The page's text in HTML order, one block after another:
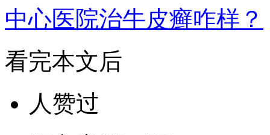
中心医院治牛皮癣咋样？
看完本文后
人赞过